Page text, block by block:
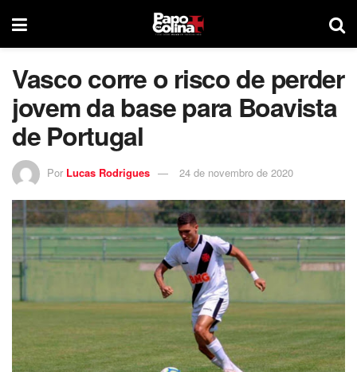
Vasco corre o risco de perder
jovem da base para Boavista
de Portugal
Por Lucas Rodrigues 24 de novembro de 2020